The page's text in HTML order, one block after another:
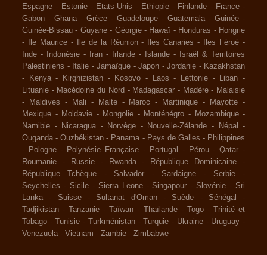
Espagne - Estonie - Etats-Unis - Ethiopie - Finlande - France -
Gabon - Ghana - Grèce - Guadeloupe - Guatemala - Guinée -
Guinée-Bissau - Guyane - Géorgie - Hawaï - Honduras - Hongrie
-
Ile Maurice - Ile de la Réunion - Iles Canaries - Iles Féroé -
Inde - Indonésie - Iran - Irlande - Islande -
Israël & Territoires
Palestiniens - Italie - Jamaïque - Japon - Jordanie - Kazakhstan
-
Kenya - Kirghizistan - Kosovo - Laos - Lettonie - Liban -
Lituanie - Macédoine du Nord - Madagascar - Madère - Malaisie
-
Maldives - Mali - Malte - Maroc - Martinique - Mayotte -
Mexique - Moldavie - Mongolie - Monténégro - Mozambique -
Namibie - Nicaragua - Norvège - Nouvelle-Zélande - Népal
-
Ouganda -Ouzbékistan - Panama - Pays de Galles - Philippines
-
Pologne - Polynésie Française - Portugal - Pérou -Qatar -
Roumanie
- Russie - Rwanda - République Dominicaine
-
République Tchèque
- Salvador - Sardaigne - Serbie
-
Seychelles - Sicile - Sierra Leone - Singapour - Slovénie - Sri
Lanka
- Suisse - Sultanat d'Oman - Suède - Sénégal
-
Tadjikistan - Tanzanie - Taïwan - Thaïlande - Togo -
Trinité et
Tobago - Tunisie - Turkménistan - Turquie - Ukraine - Uruguay -
Venezuela - Vietnam - Zambie - Zimbabwe